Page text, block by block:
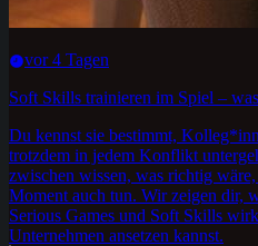
vor 4 Tagen
Soft Skills trainieren im Spiel –
Du kennst sie bestimmt,
trotzdem in jedem Konflikt
zwischen wissen, was richtig
Moment auch tun. Wir zeigen dir,
Serious Games und Soft Skills
Unternehmen ansetzen kannst.